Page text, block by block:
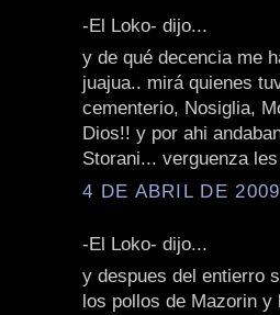
-El Loko- dijo...
y de qué decencia me
juajua.. mirá quienes
cementerio, Nosiglia,
Dios!! y por ahi
Storani... verguenza
4 DE ABRIL DE
-El Loko- dijo...
y despues del entierro
los pollos de Mazorin